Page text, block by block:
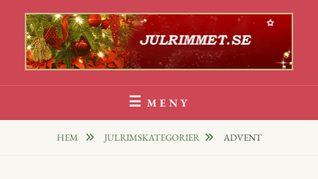
innehåll
Julrim Och Julklappsrim
MENY
HEM JULRIMSKATEGORIER ADVENT